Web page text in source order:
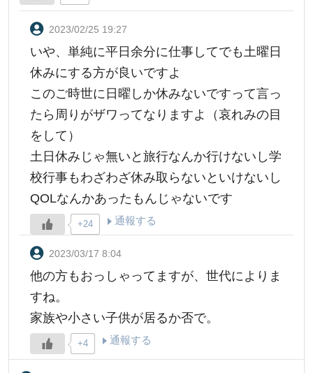
2023/02/25 19:27
いや、単純に平日余分に仕事してでも土曜日
休みにする方が良いですよ
このご時世に日曜しか休みないですって言っ
たら周りがザワってなりますよ（哀れみの目
をして）
土日休みじゃ無いと旅行なんか行けないし学
校行事もわざわざ休み取らないといけないし
QOLなんかあったもんじゃないです
+24 通報する
2023/03/17 8:04
他の方もおっしゃってますが、世代によりま
すね。
家族や小さい子供が居るか否で。
+4 通報する